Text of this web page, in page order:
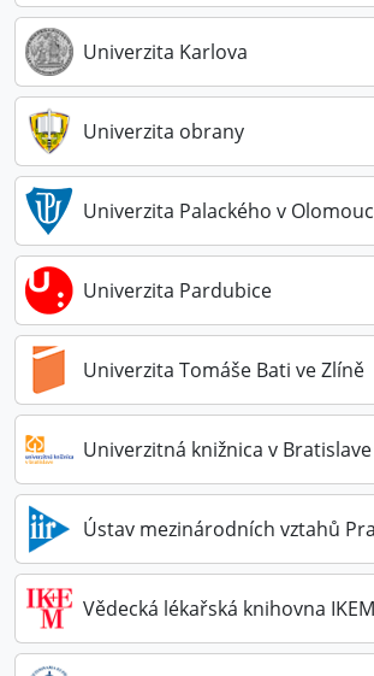
Univerzita Karlova
Univerzita obrany
Univerzita Palackého v
Univerzita Pardubice
Univerzita Tomáše Bati ve Zlíně
Univerzitná knižnica v Bratislave
Ústav mezinárodních vztahů
Vědecká lékařská knihovna IKEM